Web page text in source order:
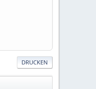
DRUCKEN